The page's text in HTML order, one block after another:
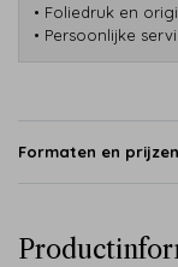
• Foliedruk en
• Persoonlijke
Formaten en prijzen